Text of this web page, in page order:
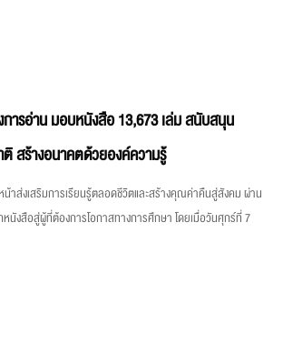
ารอ่าน มอบหนังสือ 13,673 เล่ม สนับสนุน
ติ สร้างอนาคตด้วยองค์ความรู้
าส่งเสริมการเรียนรู้ตลอดชีวิตและสร้างคุณค่าคืนสู่สังคม ผ่าน
นังสือสู่ผู้ที่ต้องการโอกาสทางการศึกษา โดยเมื่อวันศุกร์ที่ 7